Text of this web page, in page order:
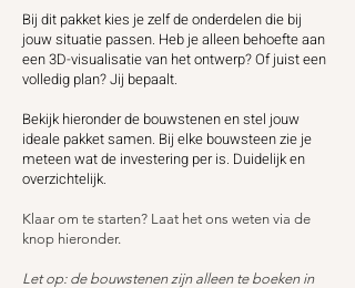
Bij dit pakket kies je zelf de onderdelen die bij
jouw situatie passen. Heb je alleen behoefte aan
een 3D-visualisatie van het ontwerp? Of juist een
volledig plan? Jij bepaalt.
Bekijk hieronder de bouwstenen en stel jouw
ideale pakket samen. Bij elke bouwsteen zie je
meteen wat de investering per is. Duidelijk en
overzichtelijk.
Klaar om te starten? Laat het ons weten via de
knop hieronder.
Let op: de bouwstenen zijn alleen te boeken in